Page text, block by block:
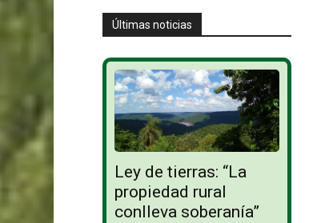
Últimas noticias
Ley de tierras: “La
propiedad rural
conlleva soberanía”